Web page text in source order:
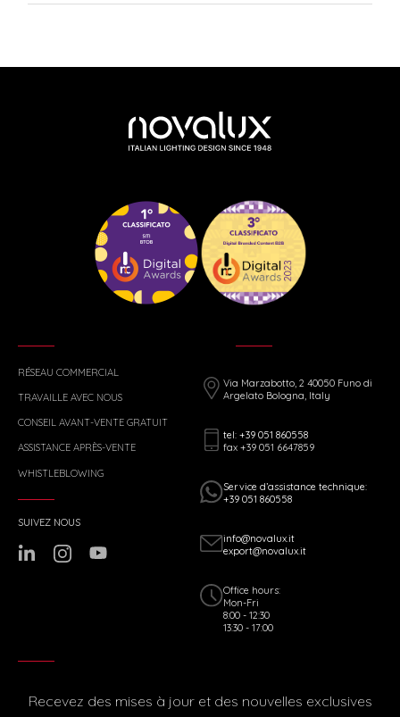
RÉSEAU COMMERCIAL
TRAVAILLE AVEC NOUS
CONSEIL AVANT-VENTE GRATUIT
ASSISTANCE APRÈS-VENTE
WHISTLEBLOWING
Via Marzabotto, 2 40050 Funo di
Argelato Bologna, Italy
tel: +39 051 860558
fax +39 051 6647859
Service d’assistance technique:
+39 051 860558
info@novalux.it
export@novalux.it
Office hours:
Mon-Fri
8:00 - 12:30
13:30 - 17:00
SUIVEZ NOUS
Recevez des mises à jour et des nouvelles exclusives